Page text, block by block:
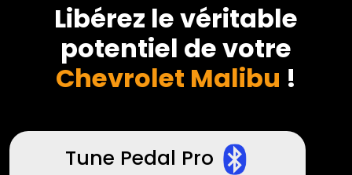
Libérez le véritable
potentiel de votre
Chevrolet Malibu !
Tune Pedal Pro